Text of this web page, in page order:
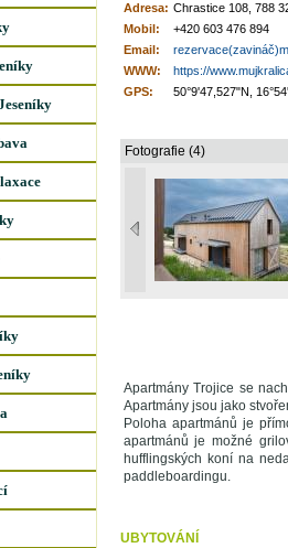
Adresa: Chrastice 108, 788
Mobil:
+420 603 476 894
Email:
WWW:
https://
GPS:
50°9'47,527"N,
Fotografie (4)
Apartmány Trojice se
Apartmány jsou jako
Poloha apartmánů je
apartmánů je možné
hufflingských koní na
paddleboardingu.
UBYTOVÁNÍ